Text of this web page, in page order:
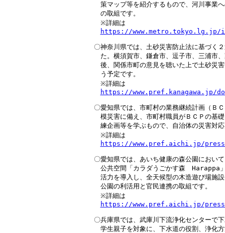
策マップ等を紹介するもので、河川事業
の取組です。
※詳細は
https://www.metro.tokyo.lg.jp/
〇神奈川県では、土砂災害防止法に基づく
た。横須賀市、鎌倉市、逗子市、三浦市
後、関係市町の意見を聴いた上で土砂災
う予定です。
※詳細は
https://www.pref.kanagawa.jp/
〇愛知県では、市町村の業務継続計画（Ｂ
模災害に備え、市町村職員がＢＣＰの基
練企画等を学ぶもので、自治体の災害対
※詳細は
https://www.pref.aichi.jp/press-
〇愛知県では、あいち健康の森公園にお
公共空間「カラダうごかす森　Harappa
活力を導入し、全天候型の木造遊び場施
公園の利活用と官民連携の取組です。
※詳細は
https://www.pref.aichi.jp/
〇兵庫県では、武庫川下流浄化センターで
学生親子を対象に、下水道の役割、浄化